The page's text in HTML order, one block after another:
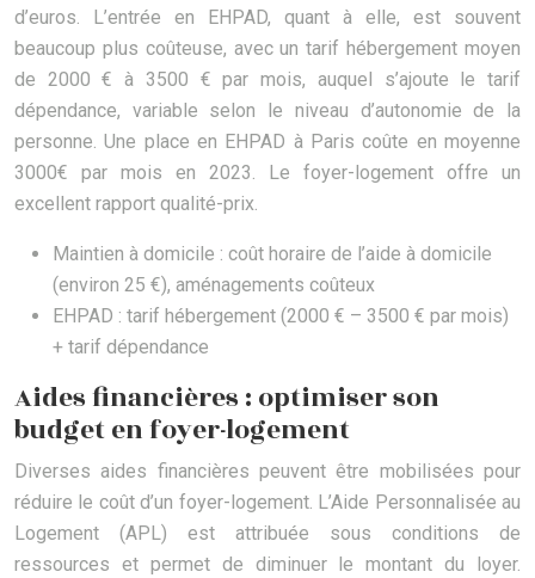
d’euros. L’entrée en EHPAD, quant à elle, est souvent
beaucoup plus coûteuse, avec un tarif hébergement moyen
de 2000 € à 3500 € par mois, auquel s’ajoute le tarif
dépendance, variable selon le niveau d’autonomie de la
personne. Une place en EHPAD à Paris coûte en moyenne
3000€ par mois en 2023. Le foyer-logement offre un
excellent rapport qualité-prix.
Maintien à domicile : coût horaire de l’aide à domicile
(environ 25 €), aménagements coûteux
EHPAD : tarif hébergement (2000 € – 3500 € par mois)
+ tarif dépendance
Aides financières : optimiser son
budget en foyer-logement
Diverses aides financières peuvent être mobilisées pour
réduire le coût d’un foyer-logement. L’Aide Personnalisée au
Logement (APL) est attribuée sous conditions de
ressources et permet de diminuer le montant du loyer.